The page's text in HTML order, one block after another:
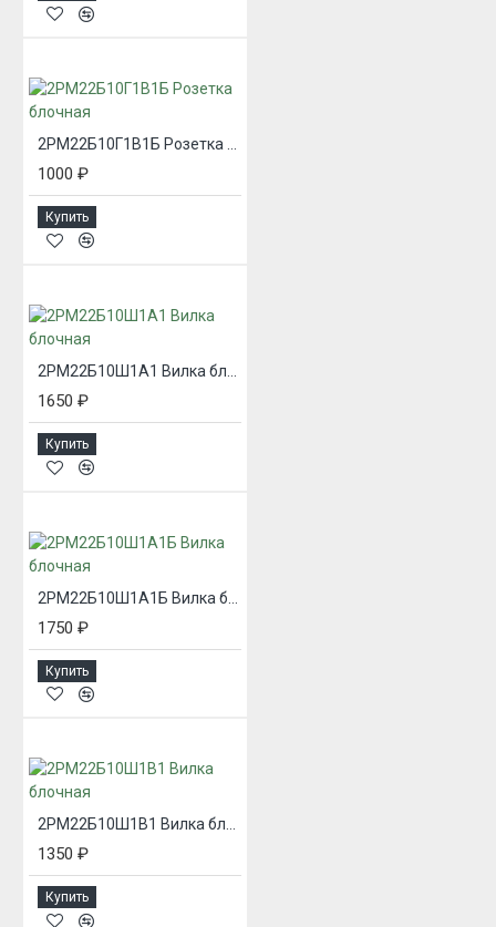
1000 ₽
Купить
1650 ₽
Купить
1750 ₽
Купить
2РМ22Б10Ш1В1 Вилка блочная
1350 ₽
Купить